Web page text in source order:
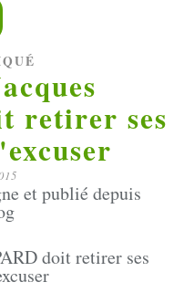
retirer ses
et publié depuis